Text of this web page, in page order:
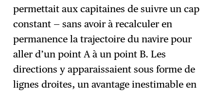
permettait aux capitaines de suivre un cap
constant — sans avoir à recalculer en
permanence la trajectoire du navire pour
aller d’un point A à un point B. Les
directions y apparaissaient sous forme de
lignes droites, un avantage inestimable en